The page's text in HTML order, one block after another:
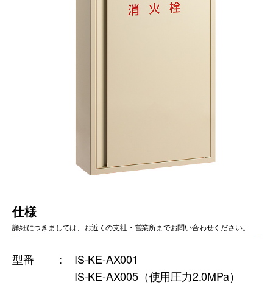
仕様
詳細につきましては、お近くの支社・営業所までお問い合わせください。
型番
IS-KE-AX001
IS-KE-AX005（使用圧力2.0MPa）